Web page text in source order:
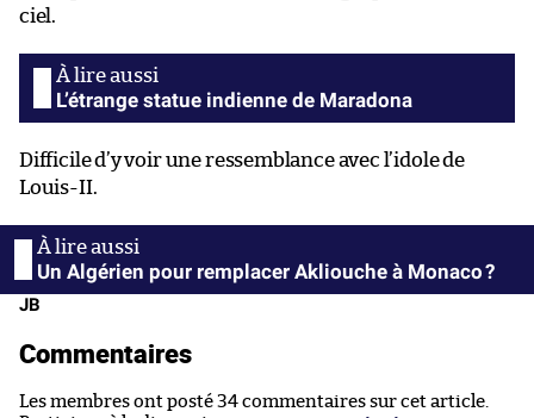
ciel.
L’étrange statue indienne de Maradona
Difficile d’y voir une ressemblance avec l’idole de
Louis-II.
Un Algérien pour remplacer Akliouche à Monaco ?
JB
Commentaires
Les membres ont posté 34 commentaires sur cet article.